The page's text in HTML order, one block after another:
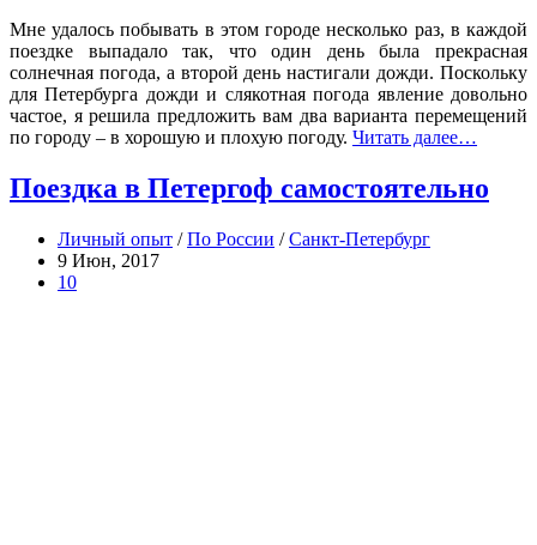
Мне удалось побывать в этом городе несколько раз, в каждой
поездке выпадало так, что один день была прекрасная
солнечная погода, а второй день настигали дожди. Поскольку
для Петербурга дожди и слякотная погода явление довольно
частое, я решила предложить вам два варианта перемещений
по городу – в хорошую и плохую погоду. Читать далее…
Поездка в Петергоф самостоятельно
Личный опыт /По России /Санкт-Петербург
9 Июн, 2017
10